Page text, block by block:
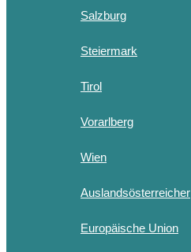
Salzburg
Steiermark
Tirol
Vorarlberg
Wien
Auslandsösterreicher
Europäische Union